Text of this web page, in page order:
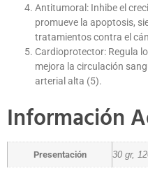
Antitumoral: Inhibe el
promueve la apoptosis,
tratamientos contra el
Cardioprotector: Regula
mejora la circulación
arterial alta (5).
Información
Presentación 30 gr,